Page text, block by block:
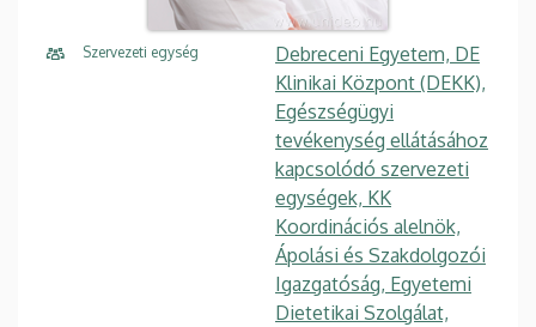
Szervezeti egység
Debreceni Egyetem, DE
Klinikai Központ (DEKK),
Egészségügyi
tevékenység ellátásához
kapcsolódó szervezeti
egységek, KK
Koordinációs alelnök,
Ápolási és Szakdolgozói
Igazgatóság, Egyetemi
Dietetikai Szolgálat,